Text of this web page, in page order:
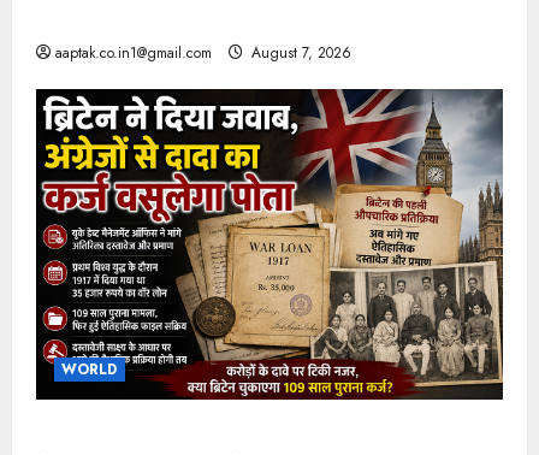
aaptak.co.in1@gmail.com August 7, 2026
WORLD